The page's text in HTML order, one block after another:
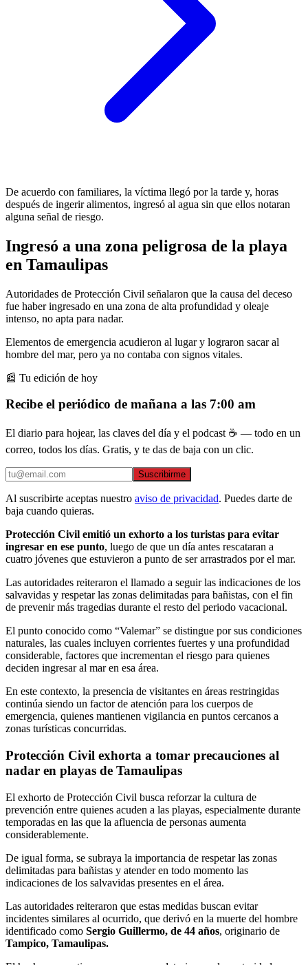
De acuerdo con familiares, la víctima llegó por la tarde y, horas
después de ingerir alimentos, ingresó al agua sin que ellos notaran
alguna señal de riesgo.
Ingresó a una zona peligrosa de la playa
en Tamaulipas
Autoridades de Protección Civil señalaron que la causa del deceso
fue haber ingresado en una zona de alta profundidad y oleaje
intenso, no apta para nadar.
Elementos de emergencia acudieron al lugar y lograron sacar al
hombre del mar, pero ya no contaba con signos vitales.
📰 Tu edición de hoy
Recibe el periódico de mañana a las 7:00 am
El diario para hojear, las claves del día y el podcast ☕ — todo en un
correo, todos los días. Gratis, y te das de baja con un clic.
Suscribirme
Al suscribirte aceptas nuestro aviso de privacidad. Puedes darte de
baja cuando quieras.
Protección Civil emitió un exhorto a los turistas para evitar
ingresar en ese punto, luego de que un día antes rescataran a
cuatro jóvenes que estuvieron a punto de ser arrastrados por el mar.
Las autoridades reiteraron el llamado a seguir las indicaciones de los
salvavidas y respetar las zonas delimitadas para bañistas, con el fin
de prevenir más tragedias durante el resto del periodo vacacional.
El punto conocido como “Valemar” se distingue por sus condiciones
naturales, las cuales incluyen corrientes fuertes y una profundidad
considerable, factores que incrementan el riesgo para quienes
deciden ingresar al mar en esa área.
En este contexto, la presencia de visitantes en áreas restringidas
continúa siendo un factor de atención para los cuerpos de
emergencia, quienes mantienen vigilancia en puntos cercanos a
zonas turísticas concurridas.
Protección Civil exhorta a tomar precauciones al
nadar en playas de Tamaulipas
El exhorto de Protección Civil busca reforzar la cultura de
prevención entre quienes acuden a las playas, especialmente durante
temporadas en las que la afluencia de personas aumenta
considerablemente.
De igual forma, se subraya la importancia de respetar las zonas
delimitadas para bañistas y atender en todo momento las
indicaciones de los salvavidas presentes en el área.
Las autoridades reiteraron que estas medidas buscan evitar
incidentes similares al ocurrido, que derivó en la muerte del hombre
identificado como Sergio Guillermo, de 44 años, originario de
Tampico, Tamaulipas.